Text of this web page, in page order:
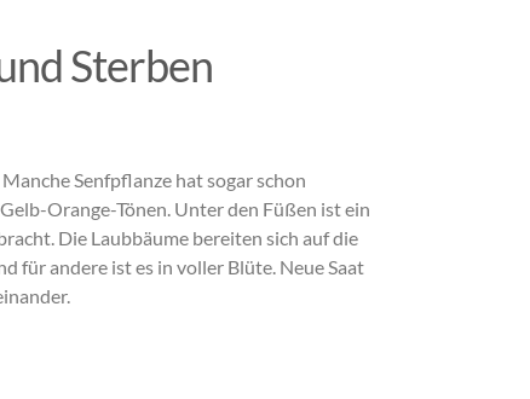
Sterben
Senfpflanze hat sogar schon
Orange-Tönen. Unter den Füßen ist ein
Die Laubbäume bereiten sich auf die
für andere ist es in voller Blüte. Neue Saat